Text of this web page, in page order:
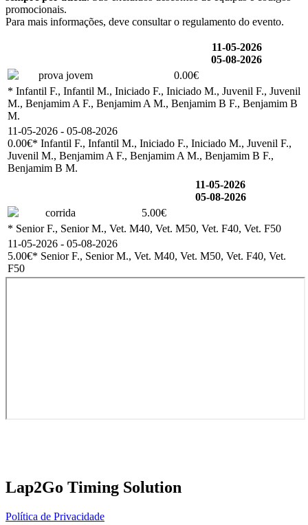
promocionais.
Para mais informações, deve consultar o regulamento do evento.
11-05-2026
05-08-2026
prova jovem
0.00€
* Infantil F., Infantil M., Iniciado F., Iniciado M., Juvenil F., Juvenil
M., Benjamim A F., Benjamim A M., Benjamim B F., Benjamim B
M.
11-05-2026 - 05-08-2026
0.00€* Infantil F., Infantil M., Iniciado F., Iniciado M., Juvenil F.,
Juvenil M., Benjamim A F., Benjamim A M., Benjamim B F.,
Benjamim B M.
11-05-2026
05-08-2026
corrida
5.00€
* Senior F., Senior M., Vet. M40, Vet. M50, Vet. F40, Vet. F50
11-05-2026 - 05-08-2026
5.00€* Senior F., Senior M., Vet. M40, Vet. M50, Vet. F40, Vet.
F50
Lap2Go Timing Solution
Política de Privacidade